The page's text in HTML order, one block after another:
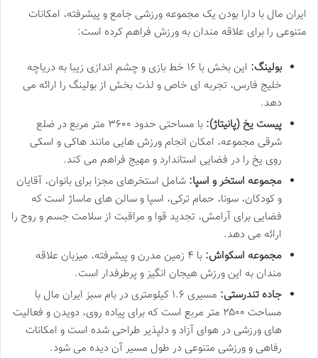
ایران مال با دارا بودن یک مجموعه ورزشی جامع و پیشرفته، امکانات
متنوعی را برای علاقه مندان به ورزش فراهم کرده است:
بولینگ:
این بخش با ۱۶ خط بازی و چشم اندازی زیبا به دریاچه
خلیج فارس، تجربه ای خاص و لذت بخش از بولینگ را ارائه می
دهد.
پیست یخ (پانیتاژ):
با مساحتی حدود ۳۶۰۰ متر مربع در ضلع
شرقی مجموعه، امکان انجام ورزش هایی مانند هاکی و اسکی
روی یخ را در فضایی استاندارد و مهیج فراهم می کند.
مجموعه استخر و اسپا: شامل استخرهای مجزا برای بانوان، آقایان
و کودکان، سونا، حمام ترکی، اسپا و سالن های ماساژ است که
فضایی برای آرامش، تجدید قوا و مراقبت از سلامت جسم و روح را
ارائه می دهد.
مجموعه اسکواش:
با ۴ زمین مدرن و پیشرفته، میزبان علاقه
مندان به این ورزش هیجان انگیز و پرطرفدار است.
جاده تندرستی:
مسیری ۱.۶ کیلومتری در بام سبز ایران مال با
مساحت ۲۵۰۰ متر مربع است که برای پیاده روی، دویدن و فعالیت
های ورزشی در هوای آزاد و دلپذیر طراحی شده است و امکانات
رفاهی و ورزشی متنوعی در طول مسیر آن دیده می شود.